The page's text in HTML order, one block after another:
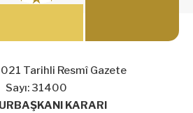
Tarihli Resmî Gazete
Sayı: 31400
KARARI